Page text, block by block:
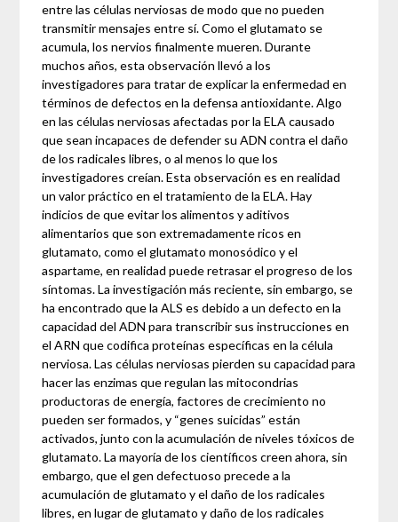
entre las células nerviosas de modo que no pueden
transmitir mensajes entre sí. Como el glutamato se
acumula, los nervios finalmente mueren. Durante
muchos años, esta observación llevó a los
investigadores para tratar de explicar la enfermedad en
términos de defectos en la defensa antioxidante. Algo
en las células nerviosas afectadas por la ELA causado
que sean incapaces de defender su ADN contra el daño
de los radicales libres, o al menos lo que los
investigadores creían. Esta observación es en realidad
un valor práctico en el tratamiento de la ELA. Hay
indicios de que evitar los alimentos y aditivos
alimentarios que son extremadamente ricos en
glutamato, como el glutamato monosódico y el
aspartame, en realidad puede retrasar el progreso de los
síntomas. La investigación más reciente, sin embargo, se
ha encontrado que la ALS es debido a un defecto en la
capacidad del ADN para transcribir sus instrucciones en
el ARN que codifica proteínas específicas en la célula
nerviosa. Las células nerviosas pierden su capacidad para
hacer las enzimas que regulan las mitocondrias
productoras de energía, factores de crecimiento no
pueden ser formados, y “genes suicidas” están
activados, junto con la acumulación de niveles tóxicos de
glutamato. La mayoría de los científicos creen ahora, sin
embargo, que el gen defectuoso precede a la
acumulación de glutamato y el daño de los radicales
libres, en lugar de glutamato y daño de los radicales